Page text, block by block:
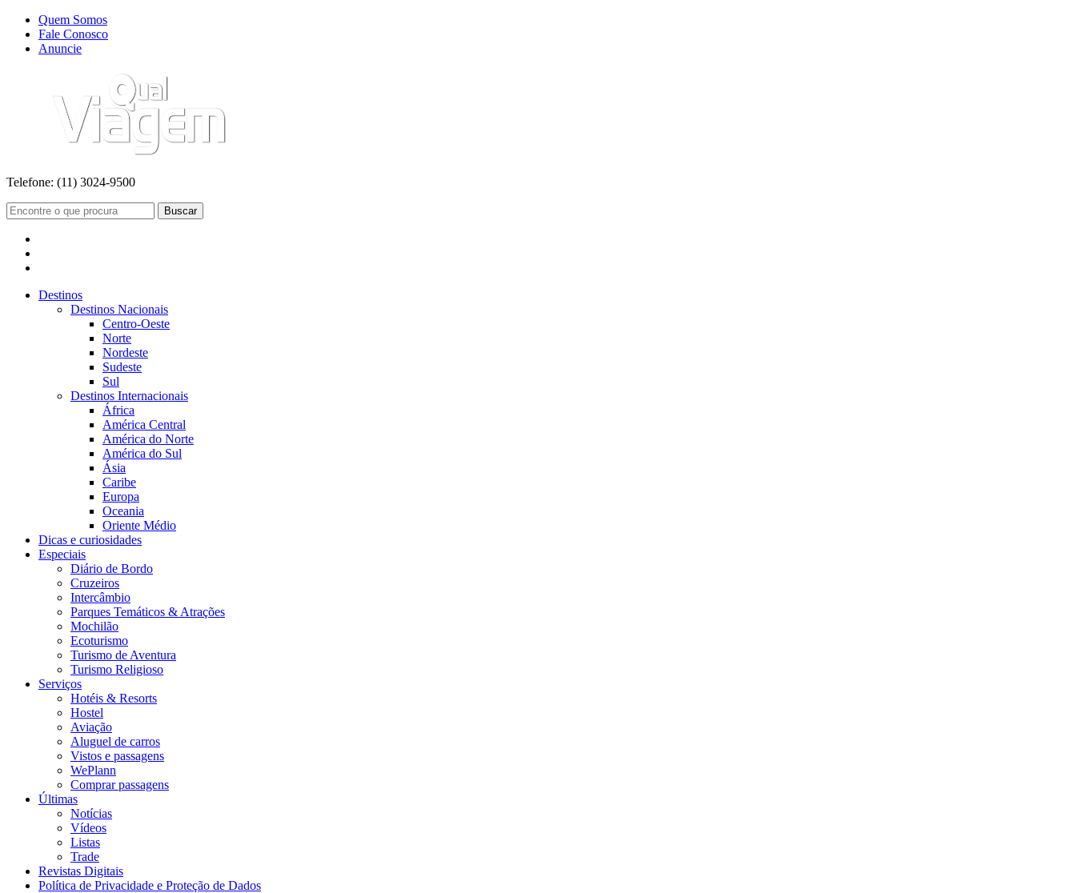
Quem Somos
Fale Conosco
Anuncie
Telefone: (11) 3024-9500
Buscar
Destinos
Destinos Nacionais
Centro-Oeste
Norte
Nordeste
Sudeste
Sul
Destinos Internacionais
África
América Central
América do Norte
América do Sul
Ásia
Caribe
Europa
Oceania
Oriente Médio
Dicas e curiosidades
Especiais
Diário de Bordo
Cruzeiros
Intercâmbio
Parques Temáticos & Atrações
Mochilão
Ecoturismo
Turismo de Aventura
Turismo Religioso
Serviços
Hotéis & Resorts
Hostel
Aviação
Aluguel de carros
Vistos e passagens
WePlann
Comprar passagens
Últimas
Notícias
Vídeos
Listas
Trade
Revistas Digitais
Política de Privacidade e Proteção de Dados